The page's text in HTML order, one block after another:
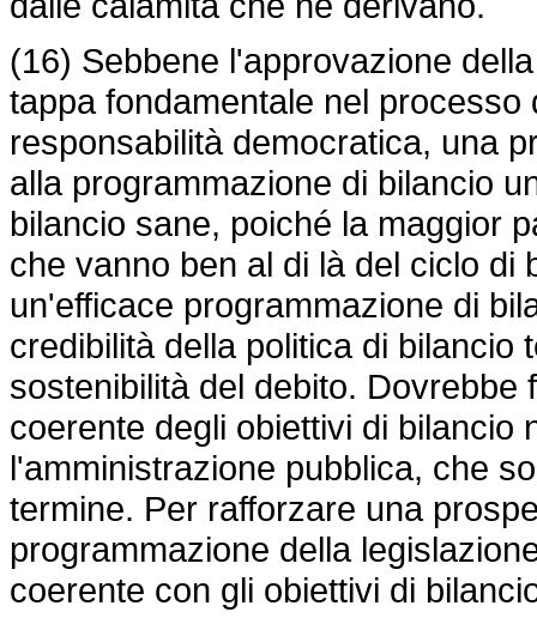
(16) Sebbene l'approvazione
tappa fondamentale nel
responsabilità democratica, una
alla programmazione di bilancio
bilancio sane, poiché la maggior
che vanno ben al di là del ciclo di
un'efficace programmazione di
credibilità della politica di bilancio
sostenibilità del debito.
coerente degli obiettivi di bilancio
l'amministrazione pubblica, che
termine. Per rafforzare una
programmazione della
coerente con gli obiettivi di